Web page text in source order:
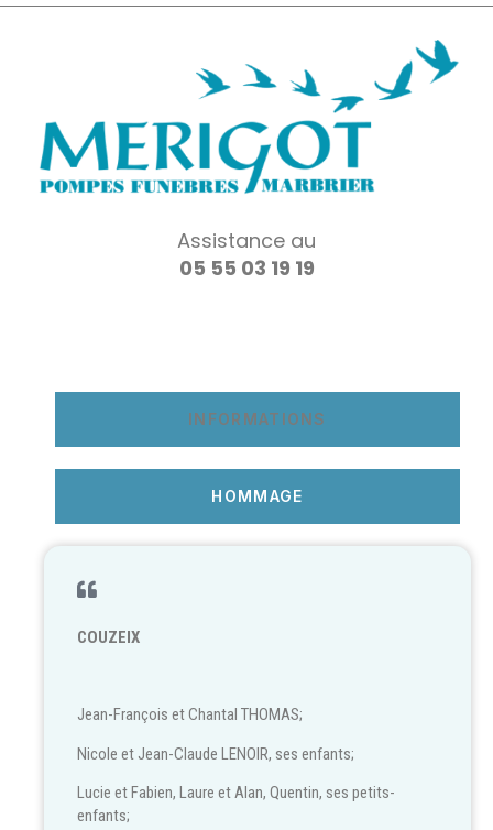
Assistance au
05 55 03 19 19
INFORMATIONS
HOMMAGE
COUZEIX
Jean-François et Chantal THOMAS;
Nicole et Jean-Claude LENOIR, ses enfants;
Lucie et Fabien, Laure et Alan, Quentin, ses petits-
enfants;